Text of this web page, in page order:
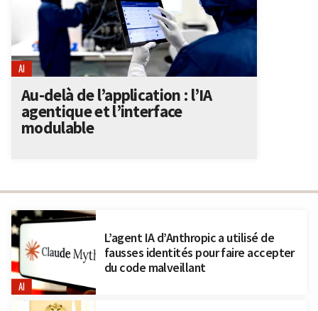
AI
L’agent IA d’Anthropic a utilisé de
fausses identités pour faire accepter
du code malveillant
AI
Au-delà de l’application : l’IA
agentique et l’interface
modulable